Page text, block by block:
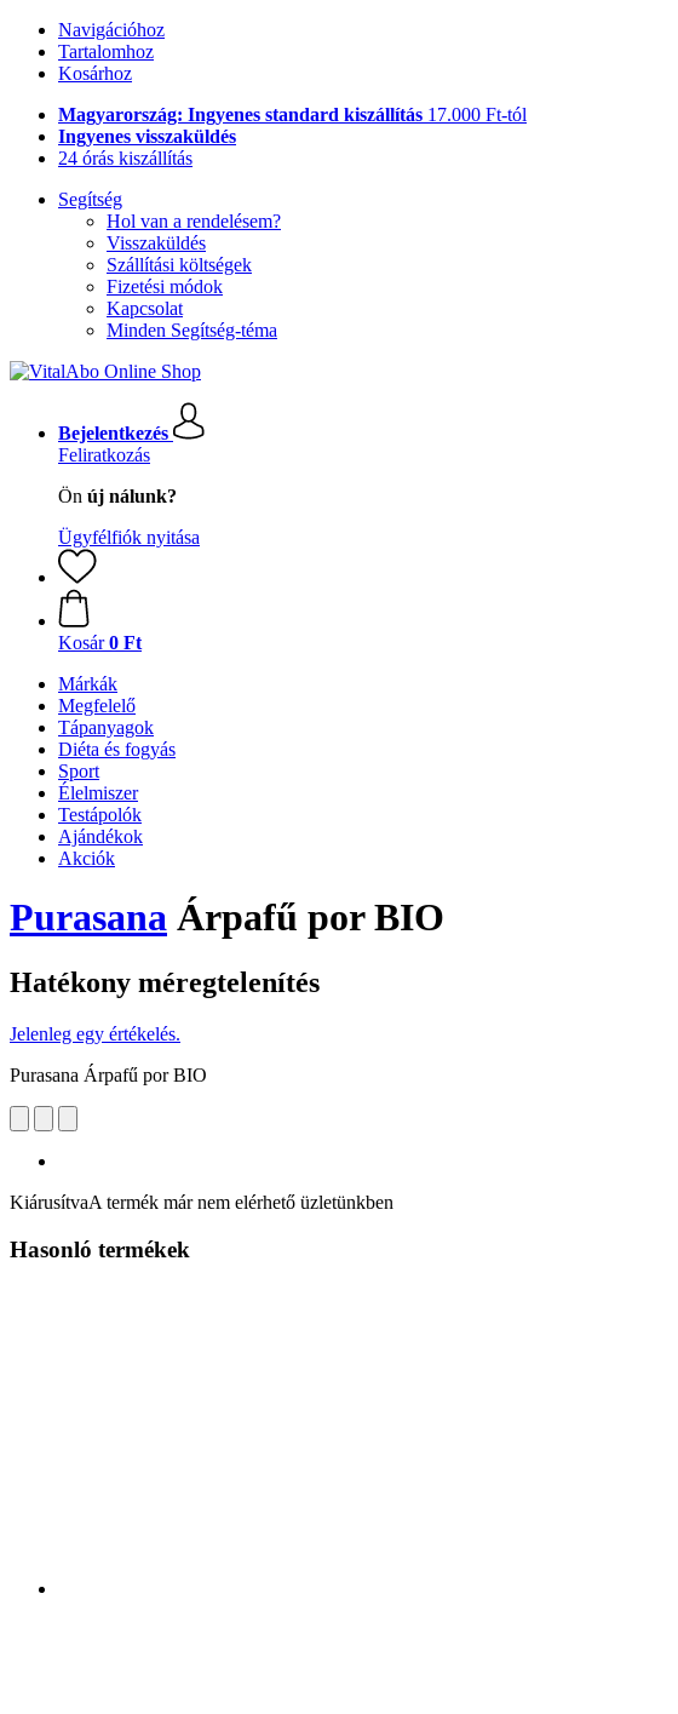
Navigációhoz
Tartalomhoz
Kosárhoz
Magyarország: Ingyenes standard kiszállítás 17.000 Ft-tól
Ingyenes visszaküldés
24 órás kiszállítás
Segítség
Hol van a rendelésem?
Visszaküldés
Szállítási költségek
Fizetési módok
Kapcsolat
Minden Segítség-téma
Bejelentkezés
Feliratkozás
Ön új nálunk?
Ügyfélfiók nyitása
Kosár 0 Ft
Márkák
Megfelelő
Tápanyagok
Diéta és fogyás
Sport
Élelmiszer
Testápolók
Ajándékok
Akciók
Purasana Árpafű por BIO
Hatékony méregtelenítés
Jelenleg egy értékelés.
Purasana Árpafű por BIO
KiárusítvaA termék már nem elérhető üzletünkben
Hasonló termékek